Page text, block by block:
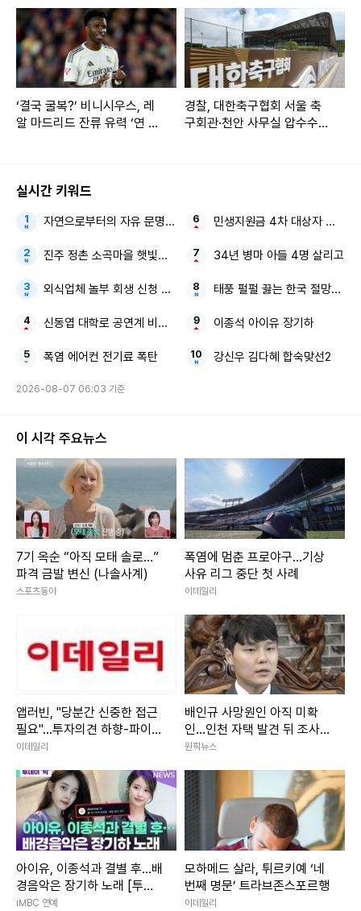
‘결국 굴복?’ 비니시우스, 레
알 마드리드 잔류 유력 ‘연 50
경찰, 대한축구협회 서울 축
구회관·천안 사무실 압수수
실시간 키워드
자연으로부터의 자유 문명이 부른 지구의 위기
진주 정촌 소곡마을 햇빛소득마을
외식업체 놀부 회생 신청 尹 전 대통령 전속사진가
신동엽 대학로 공연계 비하 논란
폭염 에어컨 전기료 폭탄
민생지원금 4차 대상자 전국
34년 병마 아들 4명 살리고
태풍 펄펄 끓는 한국 절망적인
이종석 아이유 장기하
강신우 김다혜 합숙맞선2
2026-08-07 06:03 기준
이 시각 주요뉴스
7기 옥순 “아직 모태 솔로…”
파격 금발 변신 (나솔사계)
스포츠동아
폭염에 멈춘 프로야구…기상
사유 리그 중단 첫 사례
이데일리
앱러빈, "당분간 신중한 접근
필요"...투자의견 하향-파이퍼
샌들러
이데일리
배인규 사망원인 아직 미확
인...인천 자택 발견 뒤 조사
진행
원픽뉴스
아이유, 이종석과 결별 후…배
경음악은 장기하 노래 [투데
이픽]
iMBC 연예
모하메드 살라, 튀르키예 ‘네
번째 명문’ 트라브존스포르행
이데일리